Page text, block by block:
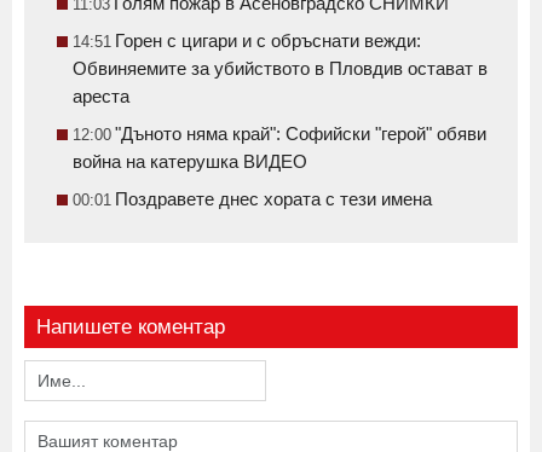
11:03
14:51 Горен с цигари и с обръснати вежди:
Обвиняемите за убийството в Пловдив остават в
ареста
12:00 "Дъното няма край": Софийски "герой" обяви
война на катерушка ВИДЕО
00:01 Поздравете днес хората с тези имена
Напишете коментар